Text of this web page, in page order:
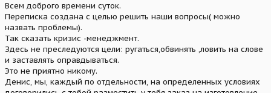
Всем доброго времени суток.
Переписка создана с целью решить наши вопросы( можно
назвать проблемы).
Так сказать кризис -менеджмент.
Здесь не преследуются цели: ругаться,обвинять ,ловить на слове
и заставлять оправдываться.
Это не приятно никому.
Денис, мы, каждый по отдельности, на определенных условиях